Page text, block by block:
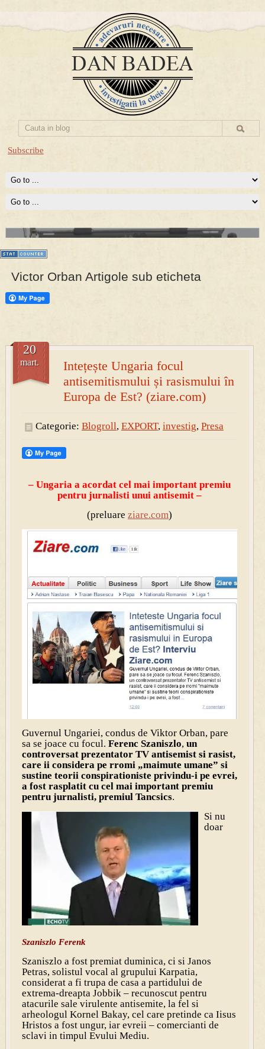
Subscribe
PRESA
Permise pentru vânătoarea de porci în costume, cu gulere albe
Prima mea carte publicata (Nemira)
Averea Presedintelui: prima lucrare despre controversatele
conturi secrete ale Securitatii.
Victor Orban Artigole sub eticheta
Intețește Ungaria focul
antisemitismului și rasismului în
Europa de Est? (ziare.com)
20
mart.
Categorie: Blogroll, EXPORT, investig, Presa
– Ungaria a acordat cel mai important premiu
pentru jurnalisti unui antisemit –
(preluare ziare.com)
Guvernul Ungariei, condus de Viktor Orban, pare
sa se joace cu focul. Ferenc Szaniszlo, un
controversat prezentator TV antisemist si rasist,
care ii considera pe rromi „maimute umane” si
sustine teorii conspirationiste privindu-i pe evrei,
a fost rasplatit cu cel mai important premiu
pentru jurnalisti, premiul Tancsics.
Szaniszlo Ferenk
Si nu
doar
Szaniszlo a fost premiat duminica, ci si Janos
Petras, solistul vocal al grupului Karpatia,
considerat a fi trupa de casa a partidului de
extrema-dreapta Jobbik – recunoscut pentru
atacurile sale virulente antisemite, la fel si
arheologul Kornel Bakay, cel care pretinde ca Iisus
Hristos a fost ungur, iar evreii – comercianti de
sclavi in timpul Evului Mediu.